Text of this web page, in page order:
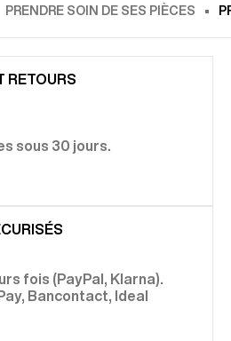
PRENDRE SOIN DE SES PIÈCES
RETOURS
sous 30 jours.
fois (PayPal, Klarna).
Bancontact, Ideal